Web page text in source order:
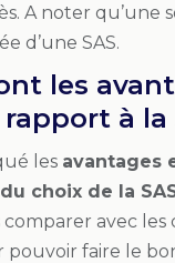
A noter qu’une
d’une SAS.
les
à la
les avantages
choix de la
avec les
pouvoir faire le